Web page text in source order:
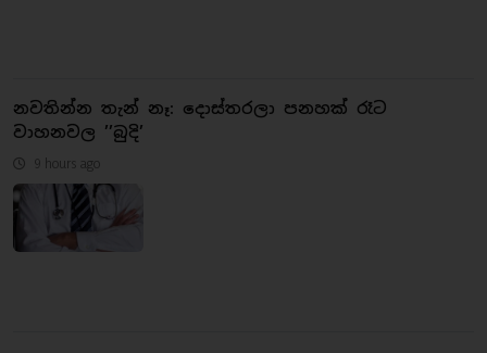
නවතින්න තැන් නෑ: දොස්තරලා පනහක් රෑට
වාහනවල ’’බුදි’
9 hours ago